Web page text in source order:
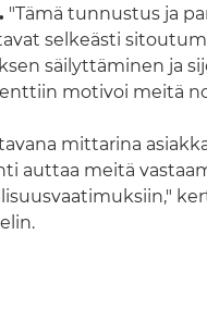
"Tämä tunnustus ja
selkeästi
säilyttäminen ja
motivoi meitä
mittarina
auttaa meitä